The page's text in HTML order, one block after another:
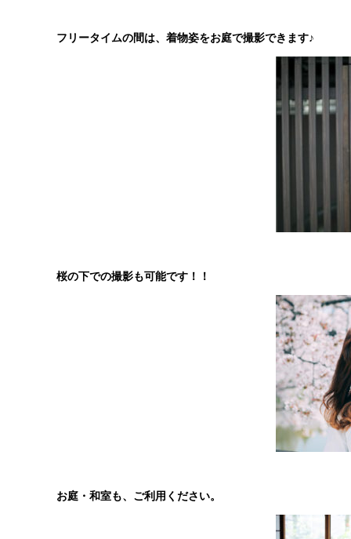
フリータイムの間は、着物姿をお庭で撮影できます♪
桜の下での撮影も可能です！！
お庭・和室も、ご利用ください。